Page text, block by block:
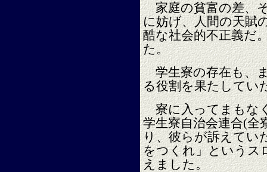
家庭の貧富の差、
に妨げ、人間の天賦
酷な社会的不正義だ
た。
学生寮の存在も、
る役割を果たしてい
寮に入ってまもな
学生寮自治会連合(
り、彼らが訴えてい
をつくれ」というス
えました。